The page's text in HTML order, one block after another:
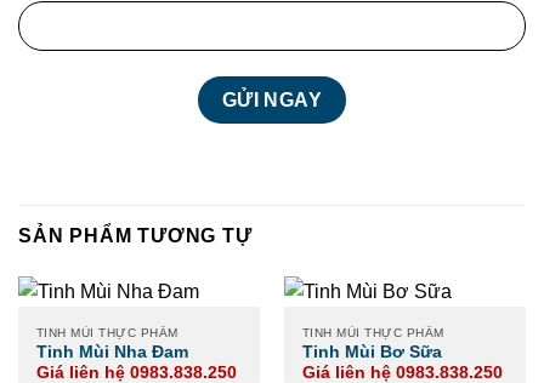
SẢN PHẨM TƯƠNG TỰ
TINH MÙI THỰC PHẨM
Tinh Mùi Nha Đam
Giá liên hệ 0983.838.250
TINH MÙI THỰC PHẨM
Tinh Mùi Bơ Sữa
Giá liên hệ 0983.838.250